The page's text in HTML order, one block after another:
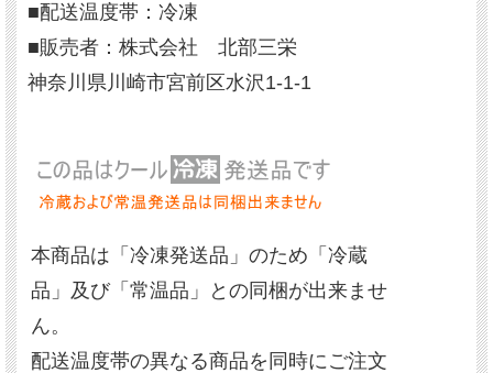
■配送温度帯：冷凍
■販売者：株式会社 北部三栄
神奈川県川崎市宮前区水沢1-1-1
本商品は「冷凍発送品」のため「冷蔵
品」及び「常温品」との同梱が出来ませ
ん。
配送温度帯の異なる商品を同時にご注文